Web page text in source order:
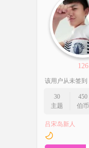
126
该用户从未签到
30
主题
450
伯币
吕宋岛新人